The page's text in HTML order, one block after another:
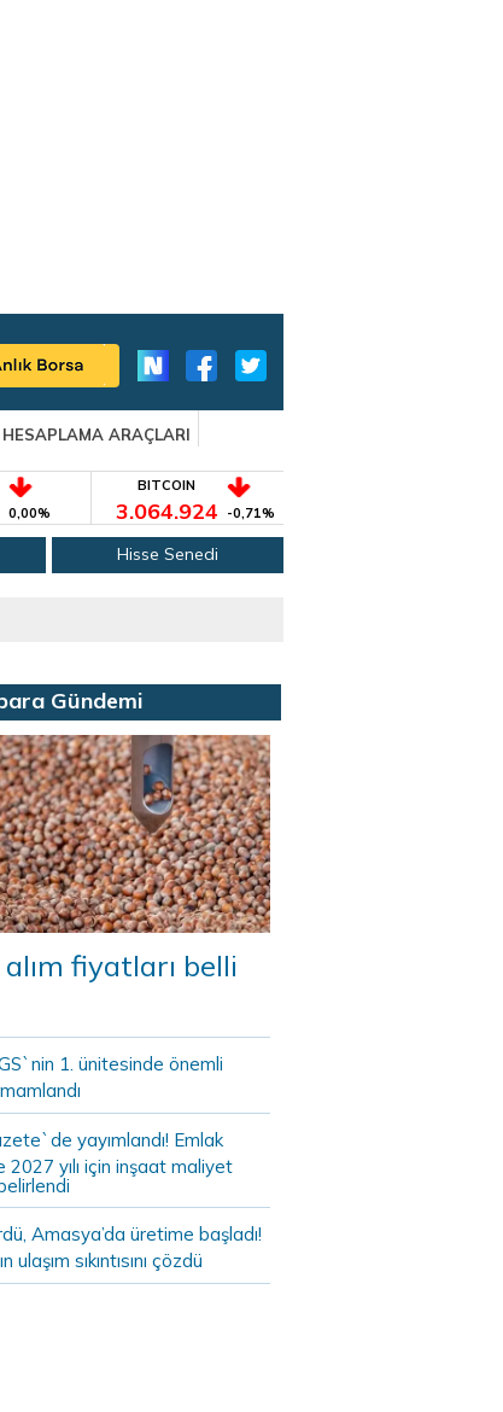
HESAPLAMA ARAÇLARI
0,00%
BITCOIN
3.064.924 -0,71%
Hisse Senedi
Gündemi
alım fiyatları belli
1. ünitesinde önemli
yayımlandı! Emlak
2027 yılı için inşaat maliyet
Amasya’da üretime başladı!
ulaşım sıkıntısını çözdü